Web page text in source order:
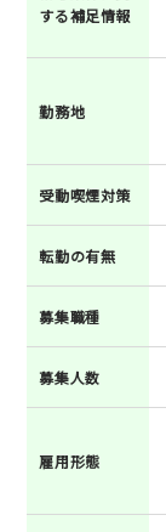
する補足情報
勤務地
受動喫煙対策
転勤の有無
募集職種
募集人数
雇用形態